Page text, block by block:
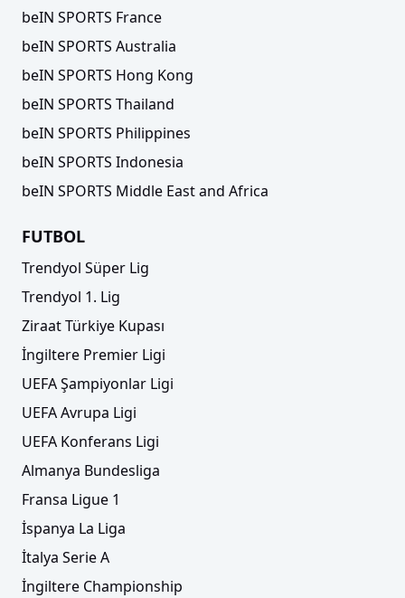
beIN SPORTS France
beIN SPORTS Australia
beIN SPORTS Hong Kong
beIN SPORTS Thailand
beIN SPORTS Philippines
beIN SPORTS Indonesia
beIN SPORTS Middle East and Africa
FUTBOL
Trendyol Süper Lig
Trendyol 1. Lig
Ziraat Türkiye Kupası
İngiltere Premier Ligi
UEFA Şampiyonlar Ligi
UEFA Avrupa Ligi
UEFA Konferans Ligi
Almanya Bundesliga
Fransa Ligue 1
İspanya La Liga
İtalya Serie A
İngiltere Championship